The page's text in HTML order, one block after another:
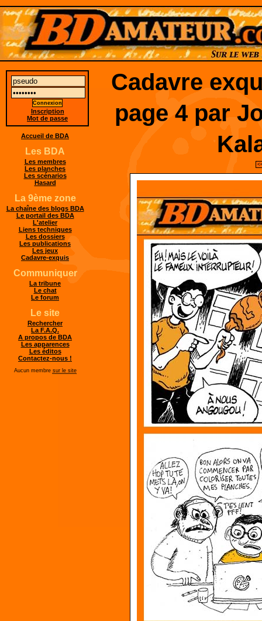
Cadavre
page 4 par
Inscription
Mot de passe
Accueil de BDA
Les BDA
Les membres
Les planches
Les scénarios
Hasard
La 9ème zone
La chaîne des blogs BDA
Le portail des BDA
L'atelier
Liens techniques
Les dossiers
Les publications
Les jeux
Cadavre-exquis
Communiquer
La tribune
Le chat
Le forum
Le site
Rechercher
La F.A.Q.
A propos de BDA
Les apparences
Les éditos
Contactez-nous !
Aucun membre sur le site